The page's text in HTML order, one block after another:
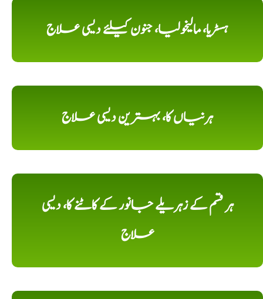
ہسٹریا، مالیخولیا، جنون کیلئے دیسی علاج
ہرنیاں کا، بہترین دیسی علاج
ہر قسم کے زہریلے جانور کے کاٹنے کا، دیسی
علاج